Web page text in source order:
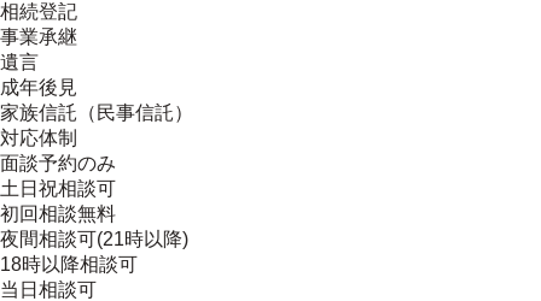
相続登記
事業承継
遺言
成年後見
家族信託（民事信託）
対応体制
面談予約のみ
土日祝相談可
初回相談無料
夜間相談可(21時以降)
18時以降相談可
当日相談可